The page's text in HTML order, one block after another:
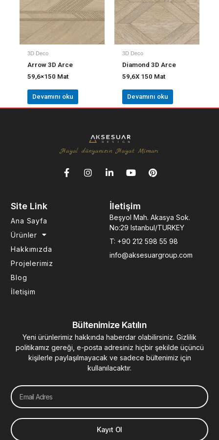
3D Deco
Arrow 3D Arce
59,6×150 Mat
Devamını oku
3D Deco
Diamond 3D Arce
59,6X 150 Mat
Devamını oku
Hayal dünyanızın Hayat Mimarı
F
a
I
L
e
d
i
n
-
i
n
Y
u
b
e
P
r
e
s
t
Site Link
Ana Sayfa
Ürünler
Hakkımızda
Projelerimiz
Blog
İletişim
İletişim
Beşyol Mah. Akasya Sok.
No:29 Istanbul/TURKEY
T: +90 212 598 55 98
info@aksesuargroup.com
Bültenimize Katılın
Yeni ürünlerimiz hakkında haberdar olabilirsiniz. Gizlilik
politikamız gereği, e-posta adresiniz hiçbir şekilde üçüncü
kişilerle paylaşılmayacak ve sadece bültenimiz için
kullanılacaktır.
Email
Kayıt Ol